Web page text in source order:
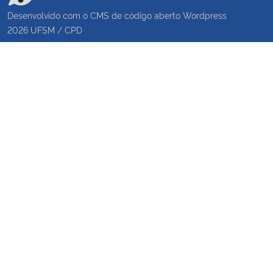
Desenvolvido com o CMS de código aberto Wordpress
2026 UFSM / CPD